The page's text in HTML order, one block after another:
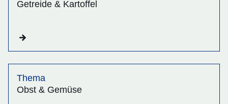
Getreide & Kartoffel
Thema
Obst & Gemüse